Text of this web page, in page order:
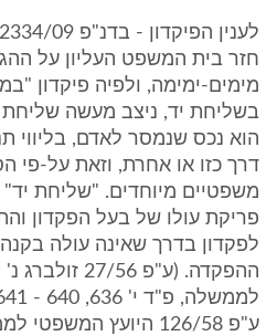
חזר בית המשפט העליון על
מימים-ימימה, ולפיה פיקדון
בשליחת יד, ניצב מעשה שליחת
הוא נכס שנמסר לאדם, בליווי
דרך כזו או אחרת, וזאת על-פי
משפטיים מיוחדים. "שליחת
פריקת עולו של בעל הפקדון
לפקדון בדרך שאינה עולה
ההפקדה. (ע"פ 27/
ע"פ 126/58 היועץ